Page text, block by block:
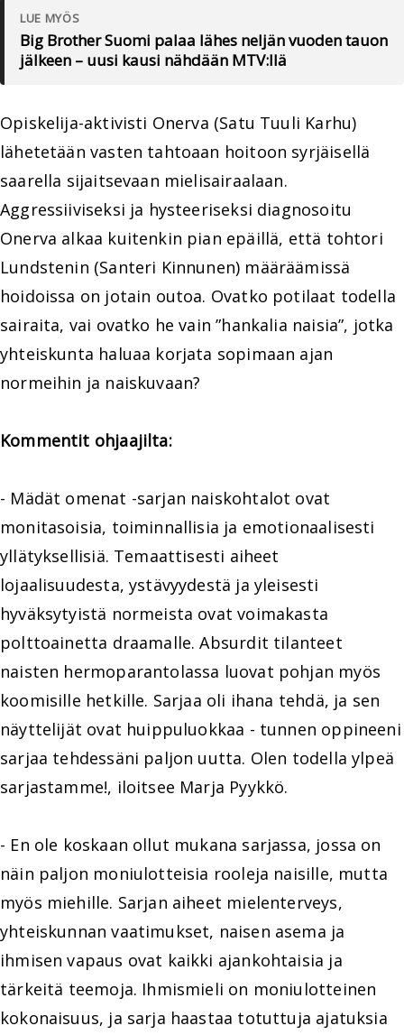
LUE MYÖS
Big Brother Suomi palaa lähes neljän vuoden tauon
jälkeen – uusi kausi nähdään MTV:llä
Opiskelija-aktivisti Onerva (Satu Tuuli Karhu)
lähetetään vasten tahtoaan hoitoon syrjäisellä
saarella sijaitsevaan mielisairaalaan.
Aggressiiviseksi ja hysteeriseksi diagnosoitu
Onerva alkaa kuitenkin pian epäillä, että tohtori
Lundstenin (Santeri Kinnunen) määräämissä
hoidoissa on jotain outoa. Ovatko potilaat todella
sairaita, vai ovatko he vain ”hankalia naisia”, jotka
yhteiskunta haluaa korjata sopimaan ajan
normeihin ja naiskuvaan?
Kommentit ohjaajilta:
- Mädät omenat -sarjan naiskohtalot ovat
monitasoisia, toiminnallisia ja emotionaalisesti
yllätyksellisiä. Temaattisesti aiheet
lojaalisuudesta, ystävyydestä ja yleisesti
hyväksytyistä normeista ovat voimakasta
polttoainetta draamalle. Absurdit tilanteet
naisten hermoparantolassa luovat pohjan myös
koomisille hetkille. Sarjaa oli ihana tehdä, ja sen
näyttelijät ovat huippuluokkaa - tunnen oppineeni
sarjaa tehdessäni paljon uutta. Olen todella ylpeä
sarjastamme!, iloitsee Marja Pyykkö.
- En ole koskaan ollut mukana sarjassa, jossa on
näin paljon moniulotteisia rooleja naisille, mutta
myös miehille. Sarjan aiheet mielenterveys,
yhteiskunnan vaatimukset, naisen asema ja
ihmisen vapaus ovat kaikki ajankohtaisia ja
tärkeitä teemoja. Ihmismieli on moniulotteinen
kokonaisuus, ja sarja haastaa totuttuja ajatuksia